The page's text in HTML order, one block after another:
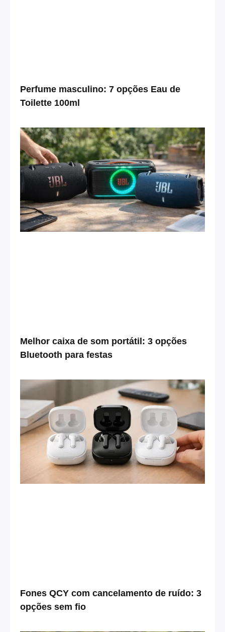
Perfume masculino: 7 opções Eau de
Toilette 100ml
Melhor caixa de som portátil: 3 opções
Bluetooth para festas
Fones QCY com cancelamento de ruído: 3
opções sem fio